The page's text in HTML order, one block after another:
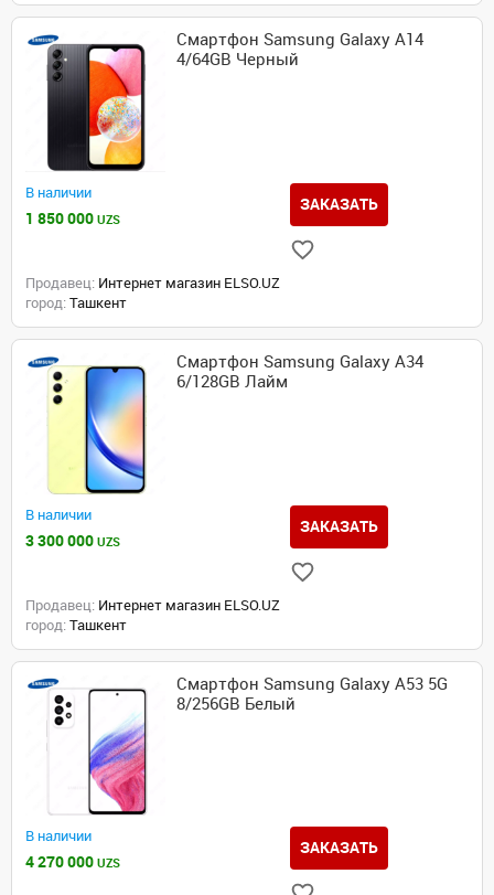
Смартфон Samsung Galaxy A14
4/64GB Черный
В наличии
1 850 000 UZS
ЗАКАЗАТЬ
Продавец: Интернет магазин ELSO.UZ
город: Ташкент
Смартфон Samsung Galaxy A34
6/128GB Лайм
В наличии
3 300 000 UZS
ЗАКАЗАТЬ
Продавец: Интернет магазин ELSO.UZ
город: Ташкент
Смартфон Samsung Galaxy A53 5G
8/256GB Белый
В наличии
4 270 000 UZS
ЗАКАЗАТЬ